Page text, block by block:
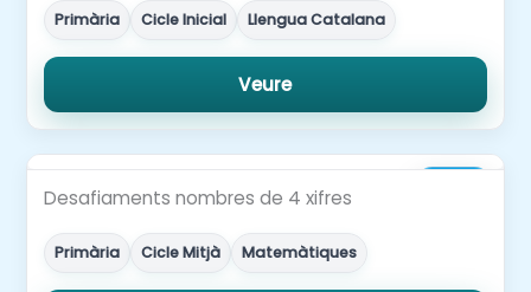
Primària Cicle Inicial Llengua Catalana
Veure
Desafiaments nombres de 4 xifres
Primària Cicle Mitjà Matemàtiques